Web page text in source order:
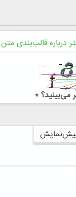
درباره قالب‌بندی متن
*